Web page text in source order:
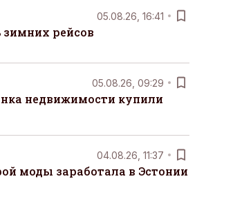
05.08.26, 16:41
рейсов
05.08.26, 09:29
недвижимости купили
04.08.26, 11:37
моды заработала в Эстонии